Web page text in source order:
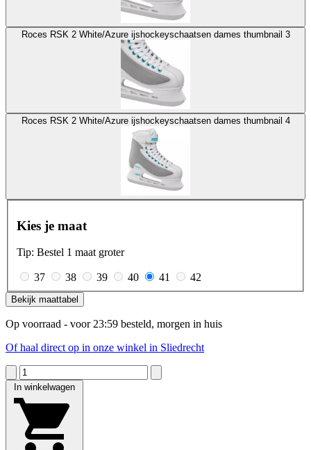
Roces RSK 2 White/Azure ijshockeyschaatsen dames thumbnail 3
Roces RSK 2 White/Azure ijshockeyschaatsen dames thumbnail 4
Kies je maat
Tip: Bestel 1 maat groter
37 38 39 40 41 42
Bekijk maattabel
Op voorraad - voor 23:59 besteld, morgen in huis
Of haal direct op in onze winkel in Sliedrecht
In winkelwagen